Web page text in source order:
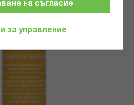
за управление
на съгласие